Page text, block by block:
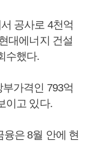
공사로 4천억
대에너지 건설
수했다.
가격인 793억
이고 있다.
은 8월 안에 현